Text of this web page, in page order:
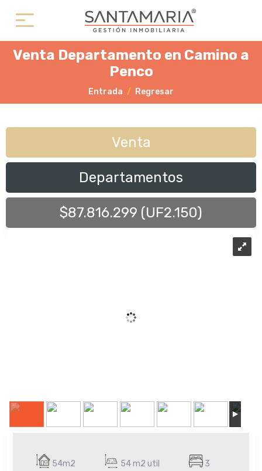
Venta Departamento en Camino a
Penco
Entrada Regresar
Venta
Departamentos
$87.816.299 (UF2.150)
54m2 54 m2 util 3